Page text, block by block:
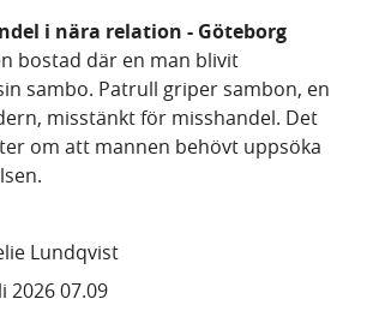
i nära relation - Göteborg
bostad där en man blivit
sambo. Patrull griper sambon, en
misstänkt för misshandel. Det
om att mannen behövt uppsöka
Lundqvist
2026 07.09